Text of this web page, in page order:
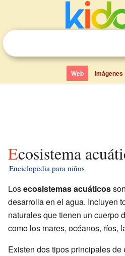
Web Imágenes
Ecosistema
Enciclopedia para niños
Losecosistemas acuáticos
desarrolla en el agua. Incluyen
naturales que tienen un cuerpo
como los mares, océanos, ríos,
Existen dos tipos principales de